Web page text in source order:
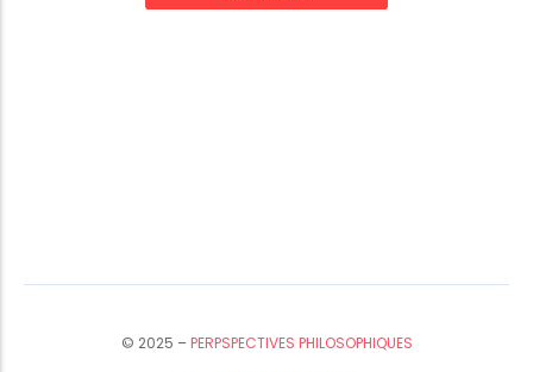
© 2025 –PERPSPECTIVES PHILOSOPHIQUES